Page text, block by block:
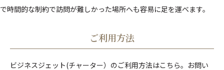
で時間的な制約で訪問が難しかった場所へも容易に足を運べます。
ご利用方法
ビジネスジェット(チャーター）のご利用方法はこちら。お問い